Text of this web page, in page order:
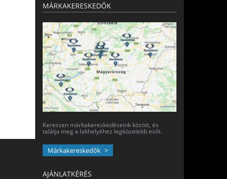
MÁRKAKERESKEDŐK
Keressen márkakereskedéseink között, és
találja meg a lakhelyéhez legközelebb esőt.
Márkakereskedők
AJÁNLATKÉRÉS